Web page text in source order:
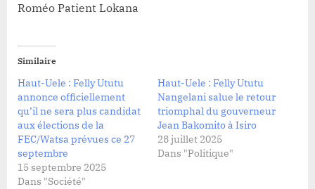
Roméo Patient Lokana
Similaire
Haut-Uele : Felly Ututu
annonce officiellement
qu’il ne sera plus candidat
aux élections de la
FEC/Watsa prévues ce 27
septembre
15 septembre 2025
Dans "Société"
Haut-Uele : Felly Ututu
Nangelani salue le retour
triomphal du gouverneur
Jean Bakomito à Isiro
28 juillet 2025
Dans "Politique"